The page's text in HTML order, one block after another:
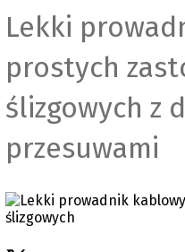
Lekki
prostych
ślizgowych z
przesuwami